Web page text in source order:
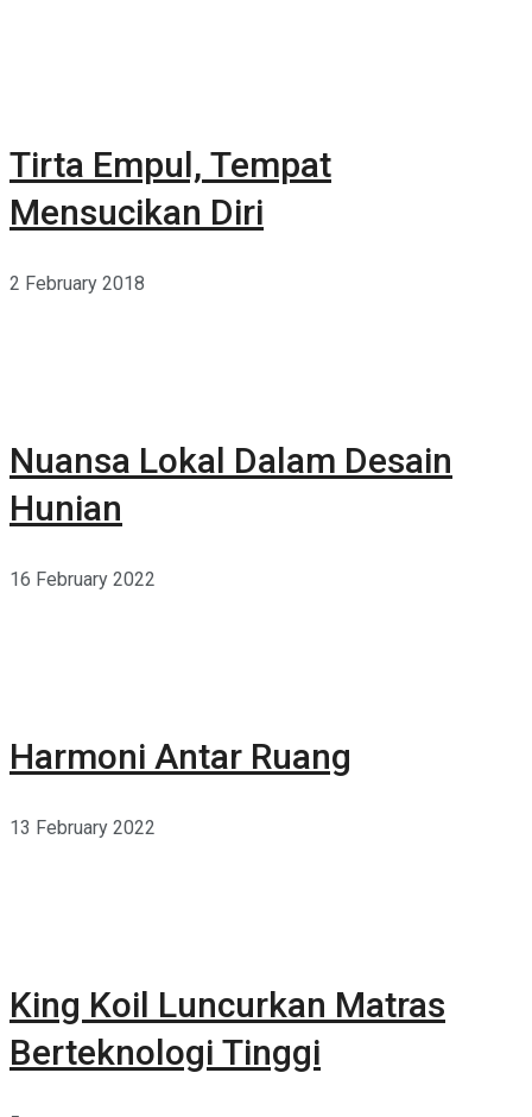
Tirta Empul, Tempat
Mensucikan Diri
2 February 2018
Nuansa Lokal Dalam Desain
Hunian
16 February 2022
Harmoni Antar Ruang
13 February 2022
King Koil Luncurkan Matras
Berteknologi Tinggi